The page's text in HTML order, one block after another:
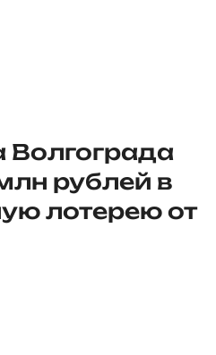
рублей в
лотерею от